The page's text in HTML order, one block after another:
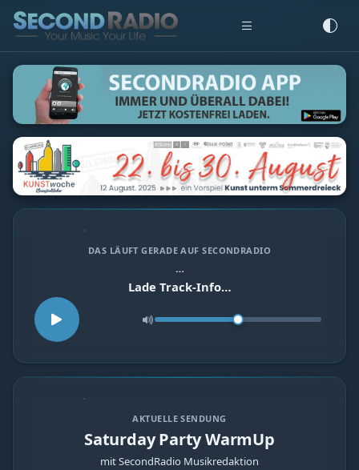
DAS LÄUFT GERADE AUF SECONDRADIO
…
Lade Track-Info…
AKTUELLE SENDUNG
Saturday Party WarmUp
mit SecondRadio Musikredaktion